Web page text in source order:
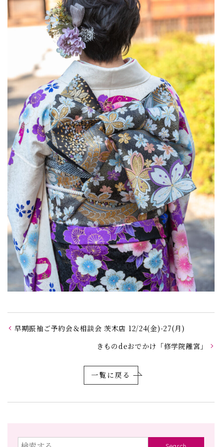
早期振袖ご予約会＆相談会 茨木店 12/24(金)-27(月)
きものdeおでかけ「修学院離宮」
一覧に戻る